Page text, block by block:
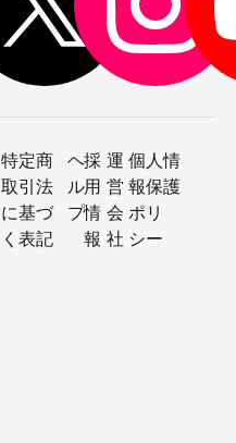
特定商
取引法
に基づ
く表記
ヘ
ル
プ
採
用
情
報
運
営
会
社
個人情
報保護
ポリ
シー